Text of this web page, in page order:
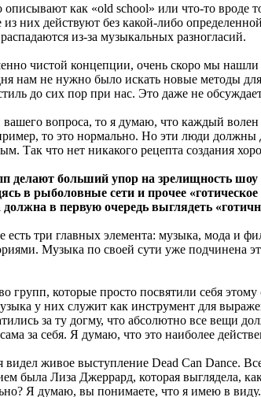
как «old school» или что-то вроде
них действуют без какой-либо
из-за музыкальных разногласий.
чистой концепции, очень скоро мы
нам не нужно было искать новые методы
до сих пор при нас. Это даже не
вашего вопроса, то я думаю, что каждый
то это нормально. Но эти люди
Так что нет никакого рецепта создания
делают больший упор на зрелищность
в рыболовные сети и прочее
в первую очередь выглядеть
есть три главных элемента: музыка, мода и
Музыка по своей сути уже
групп, которые просто посвятили себя
у них служит как инструмент для
за ту догму, что абсолютно все вещи
за себя. Я думаю, что это наиболее
живое выступление Dead Can Dance.
была Лиза Джеррард, которая выглядела,
Я думаю, вы понимаете, что я имею в виду.